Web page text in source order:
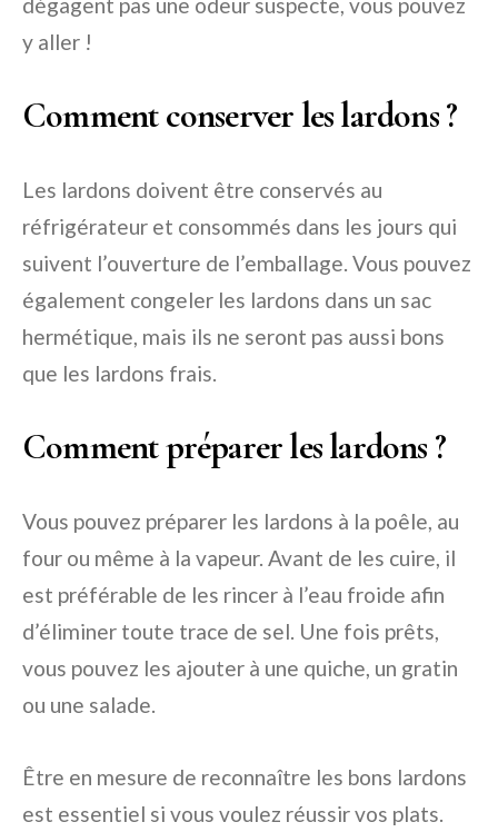
y aller !
Comment conserver les lardons ?
Les lardons doivent être conservés au
réfrigérateur et consommés dans les jours qui
suivent l’ouverture de l’emballage. Vous pouvez
également congeler les lardons dans un sac
hermétique, mais ils ne seront pas aussi bons
que les lardons frais.
Comment préparer les lardons ?
Vous pouvez préparer les lardons à la poêle, au
four ou même à la vapeur. Avant de les cuire, il
est préférable de les rincer à l’eau froide afin
d’éliminer toute trace de sel. Une fois prêts,
vous pouvez les ajouter à une quiche, un gratin
ou une salade.
Être en mesure de reconnaître les bons lardons
est essentiel si vous voulez réussir vos plats.